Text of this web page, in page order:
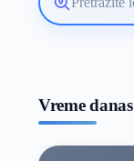
Pretražite
lokaciju
Vreme